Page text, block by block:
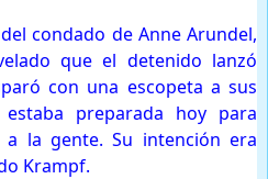
condado de Anne Arundel,
que el detenido lanzó
con una escopeta a sus
preparada hoy para
la gente. Su intención era
Krampf.